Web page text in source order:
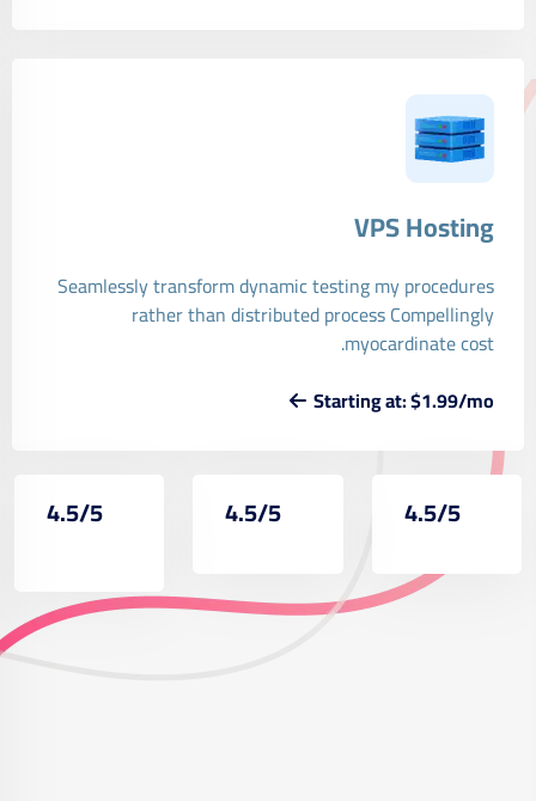
VPS Hosting
Seamlessly transform dynamic testing my procedures
rather than distributed process Compellingly
myocardinate cost.
Starting at: $1.99/mo
4.5/5
4.5/5
4.5/5